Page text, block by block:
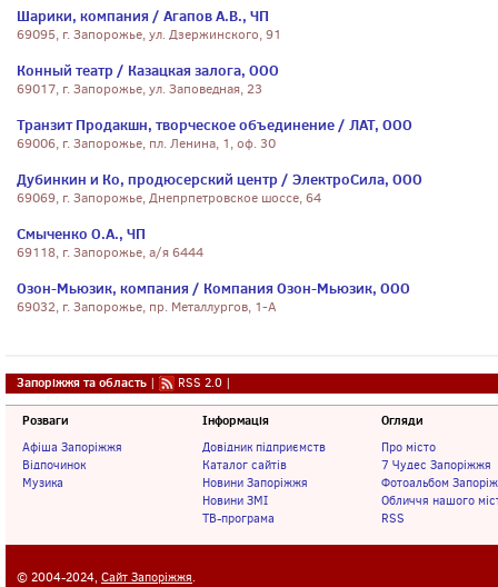
Шарики, компания / Агапов А.В., ЧП
69095, г. Запорожье, ул. Дзержинского, 91
Конный театр / Казацкая залога, ООО
69017, г. Запорожье, ул. Заповедная, 23
Транзит Продакшн, творческое объединение / ЛАТ, ООО
69006, г. Запорожье, пл. Ленина, 1, оф. 30
Дубинкин и Ко, продюсерский центр / ЭлектроСила, ООО
69069, г. Запорожье, Днепрпетровское шоссе, 64
Смыченко О.А., ЧП
69118, г. Запорожье, а/я 6444
Озон-Мьюзик, компания / Компания Озон-Мьюзик, ООО
69032, г. Запорожье, пр. Металлургов, 1-А
Запоріжжя та область | RSS 2.0 |
Розваги
Афіша Запоріжжя
Відпочинок
Музика
Інформація
Довідник підприємств
Каталог сайтів
Новини Запоріжжя
Новини ЗМІ
ТВ-програма
Огляди
Про місто
7 Чудес Запоріжжя
Фотоальбом
Обличчя нашого
RSS
© 2004-2024, Сайт Запоріжжя.